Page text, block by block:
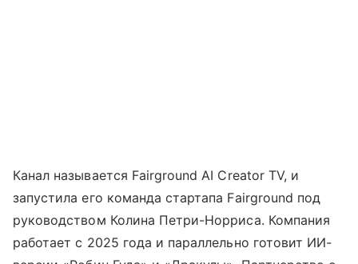
Канал называется Fairground AI Creator TV, и
запустила его команда стартапа Fairground под
руководством Колина Петри-Норриса. Компания
работает с 2025 года и параллельно готовит ИИ-